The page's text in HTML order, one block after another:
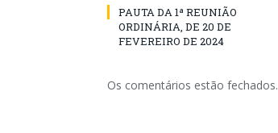
PAUTA DA 1ª REUNIÃO
ORDINÁRIA, DE 20 DE
FEVEREIRO DE 2024
Os comentários estão fechados.